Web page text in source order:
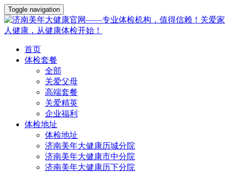
Toggle navigation
首页
体检套餐
全部
关爱父母
高端套餐
关爱精英
企业福利
体检地址
体检地址
济南美年大健康历城分院
济南美年大健康市中分院
济南美年大健康历下分院